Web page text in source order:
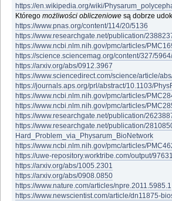
https://en.wikipedia.org/wiki/
Któregomożliwości obliczeniowe są dobrze
https://www.pnas.org/content/114/20/5136
https://www.researchgate.net/publication/
https://www.ncbi.nlm.nih.gov/pmc/articles/
https://science.sciencemag.org/content/327/
https://arxiv.org/abs/0912.3967
https://www.sciencedirect.com/science/article/
https://journals.aps.org/prl/abstract/10.1103/
https://www.ncbi.nlm.nih.gov/pmc/articles/
https://www.ncbi.nlm.nih.gov/pmc/articles/
https://www.researchgate.net/publication/
https://www.researchgate.net/publication/
Hard_Problem_via_Physarum_BioNetwork
https://www.ncbi.nlm.nih.gov/pmc/articles/
https://uwe-repository.worktribe.com/output/
https://arxiv.org/abs/1005.2301
https://arxiv.org/abs/0908.0850
https://www.nature.com/articles/npre.2011.5985.1
https://www.newscientist.com/article/dn11875-